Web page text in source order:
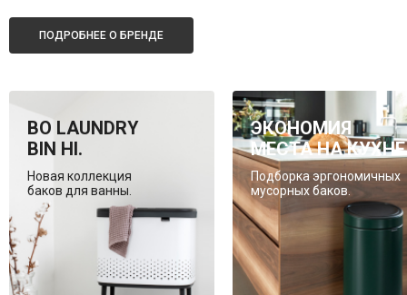
ПОДРОБНЕЕ О БРЕНДЕ
BO LAUNDRY
BIN HI.
Новая коллекция
баков для ванны.
ЭКОНОМИЯ
МЕСТА НА
Подборка эргономичных
мусорных баков.